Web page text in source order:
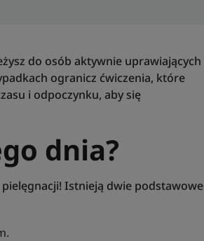
do osób aktywnie uprawiających
ogranicz ćwiczenia, które
i odpoczynku, aby się
dnia?
pielęgnacji! Istnieją dwie podstawowe